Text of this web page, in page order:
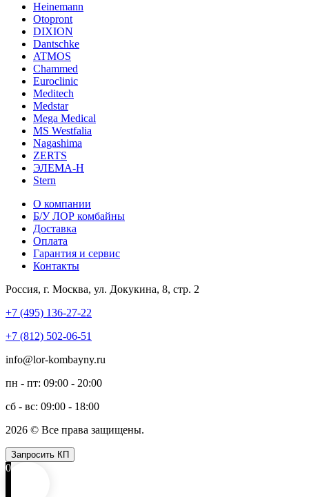
Heinemann
Otopront
DIXION
Dantschke
ATMOS
Chammed
Euroclinic
Meditech
Medstar
Mega Medical
MS Westfalia
Nagashima
ZERTS
ЭЛЕМА-Н
Stern
О компании
Б/У ЛОР комбайны
Доставка
Оплата
Гарантия и сервис
Контакты
Россия, г. Москва, ул. Докукина, 8, стр. 2
+7 (495) 136-27-22
+7 (812) 502-06-51
info@lor-kombayny.ru
пн - пт: 09:00 - 20:00
сб - вс: 09:00 - 18:00
2026 © Все права защищены.
Запросить КП
0